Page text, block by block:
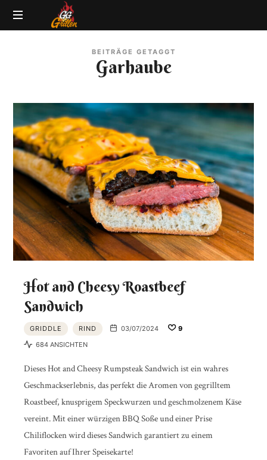
GG-
|
BBQ
Lexikon
BEITRÄGE GETAGGT
Garhaube
Hot and Cheesy Roastbeef
Sandwich
GRIDDLE RIND 03/07/2024
9
684 ANSICHTEN
Dieses Hot and Cheesy Rumpsteak Sandwich ist ein wahres
Geschmackserlebnis, das perfekt die Aromen von gegrilltem
Roastbeef, knusprigem Speckwurzen und geschmolzenem Käse
vereint. Mit einer würzigen BBQ Soße und einer Prise
Chiliflocken wird dieses Sandwich garantiert zu einem
Favoriten auf Ihrer Speisekarte!